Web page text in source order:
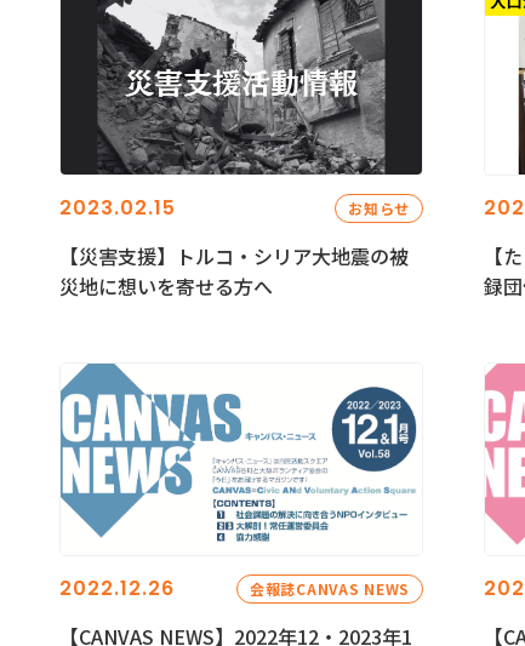
2023.02.15 お知らせ
【災害支援】トルコ・シリア大地震の被
災地に想いを寄せる方へ
【
録
2022.12.26 会報誌CANVAS NEWS
【CANVAS NEWS】2022年12・2023年1
【